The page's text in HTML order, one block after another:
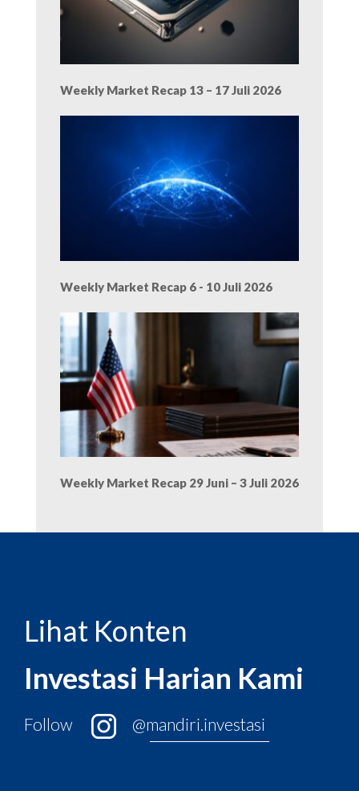
Weekly Market Recap 13 – 17 Juli 2026
Weekly Market Recap 6 - 10 Juli 2026
Weekly Market Recap 29 Juni – 3 Juli 2026
Lihat Konten
Investasi Harian Kami
Follow @mandiri.investasi